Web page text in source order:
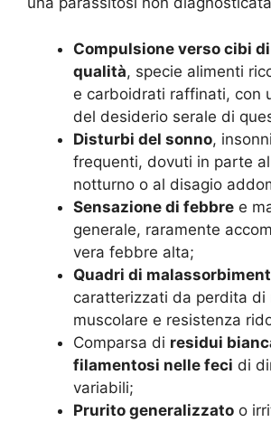
Compulsione verso cibi
qualità, specie alimenti
e carboidrati raffinati, con
del desiderio serale di
Disturbi del sonno,
frequenti, dovuti in parte
notturno o al disagio
Sensazione di febbre e
generale, raramente
vera febbre alta;
Quadri di
caratterizzati da perdita di
muscolare e resistenza
Comparsa di residui
filamentosi nelle feci di
variabili;
Prurito generalizzato o